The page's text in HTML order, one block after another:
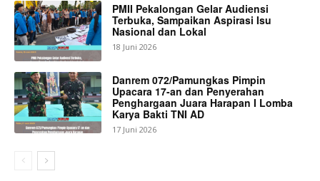
PMII Pekalongan Gelar Audiensi
Terbuka, Sampaikan Aspirasi Isu
Nasional dan Lokal
18 Juni 2026
Danrem 072/Pamungkas Pimpin
Upacara 17-an dan Penyerahan
Penghargaan Juara Harapan I Lomba
Karya Bakti TNI AD
17 Juni 2026